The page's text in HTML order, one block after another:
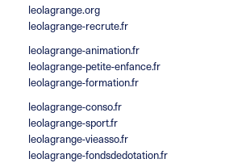
leolagrange.org
leolagrange-recrute.fr
leolagrange-animation.fr
leolagrange-petite-enfance.fr
leolagrange-formation.fr
leolagrange-conso.fr
leolagrange-sport.fr
leolagrange-vieasso.fr
leolagrange-fondsdedotation.fr